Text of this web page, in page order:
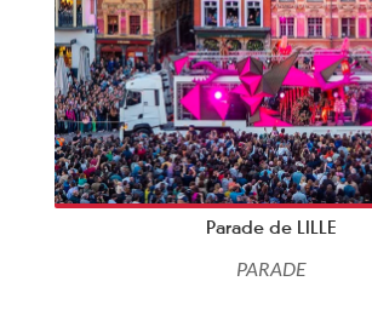
Parade de LILLE
PARADE